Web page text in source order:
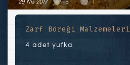
Zarf Böreği Malzemeleri
4 adet yufka